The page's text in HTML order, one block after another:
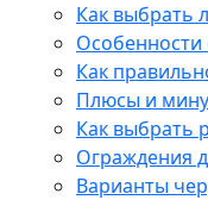
Как выбрать
Особенности
Как
Плюсы и
Как выбрать
Ограждения
Варианты